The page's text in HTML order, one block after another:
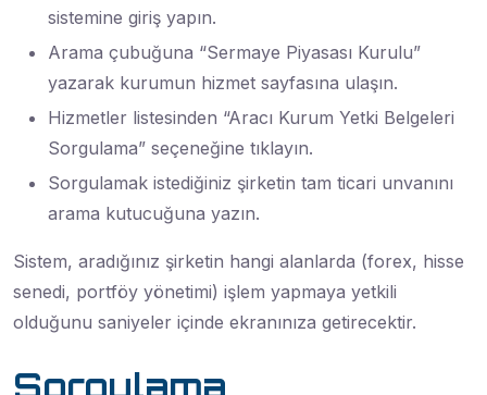
sistemine giriş yapın.
Arama çubuğuna “Sermaye Piyasası Kurulu”
yazarak kurumun hizmet sayfasına ulaşın.
Hizmetler listesinden “Aracı Kurum Yetki Belgeleri
Sorgulama” seçeneğine tıklayın.
Sorgulamak istediğiniz şirketin tam ticari unvanını
arama kutucuğuna yazın.
Sistem, aradığınız şirketin hangi alanlarda (forex, hisse
senedi, portföy yönetimi) işlem yapmaya yetkili
olduğunu saniyeler içinde ekranınıza getirecektir.